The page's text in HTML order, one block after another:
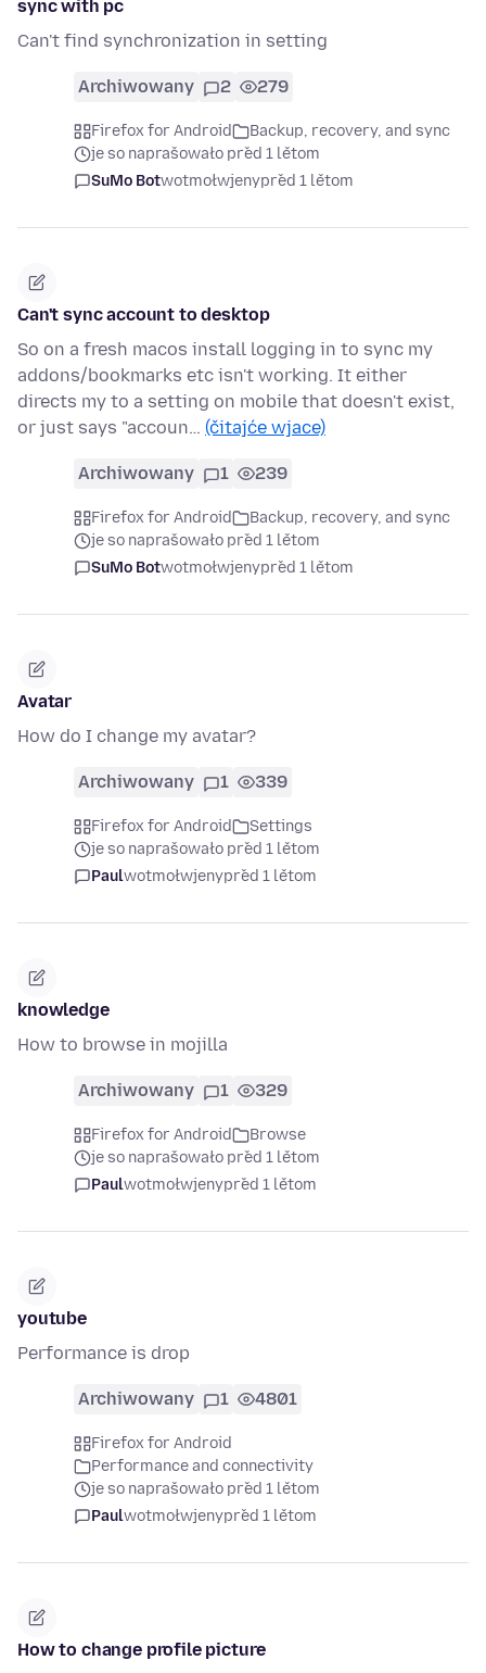
sync with pc
Can't find synchronization in setting
Archiwowany 2 279
Firefox for Android
Backup, recovery, and sync
je so naprašowało před 1 lětom
SuMo Botwotmołwjenypřed 1 lětom
Can't sync account to desktop
So on a fresh macos install logging in to sync my
addons/bookmarks etc isn't working. It either
directs my to a setting on mobile that doesn't exist,
or just says "accoun… (čitajće wjace)
Archiwowany 1 239
Firefox for Android
Backup, recovery, and sync
je so naprašowało před 1 lětom
SuMo Botwotmołwjenypřed 1 lětom
Avatar
How do I change my avatar?
Archiwowany 1 339
Firefox for Android
Settings
je so naprašowało před 1 lětom
Paulwotmołwjenypřed 1 lětom
knowledge
How to browse in mojilla
Archiwowany 1 329
Firefox for Android
Browse
je so naprašowało před 1 lětom
Paulwotmołwjenypřed 1 lětom
youtube
Performance is drop
Archiwowany 1 4801
Firefox for Android
Performance and connectivity
je so naprašowało před 1 lětom
Paulwotmołwjenypřed 1 lětom
How to change profile picture